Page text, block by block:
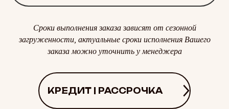
Сроки выполнения заказа зависят от сезонной
загруженности, актуальные сроки исполнения Вашего
заказа можно уточнить у менеджера
КРЕДИТ | РАССРОЧКА